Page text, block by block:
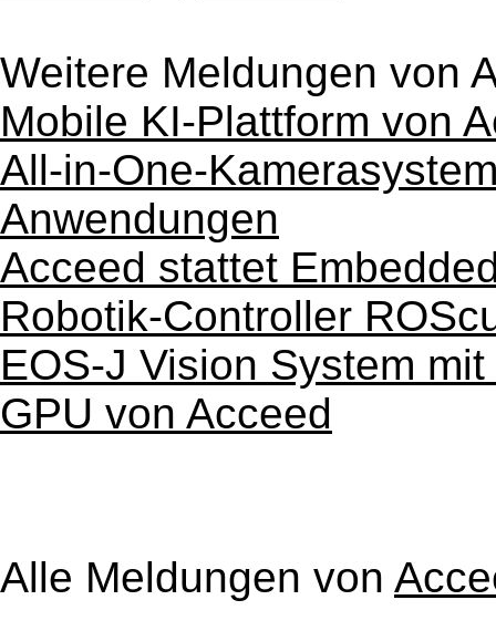
Weitere Meldungen von
Mobile KI-Plattform von
All-in-One-
Anwendungen
Acceed stattet
Robotik-Controller
EOS-J Vision System
GPU von Acceed
Alle Meldungen von